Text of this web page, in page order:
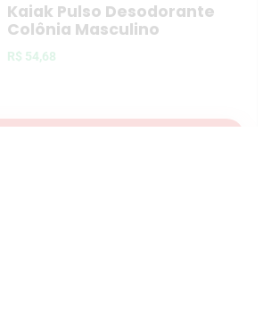
Kaiak Pulso Desodorante
Colônia Masculino
R$ 54,68